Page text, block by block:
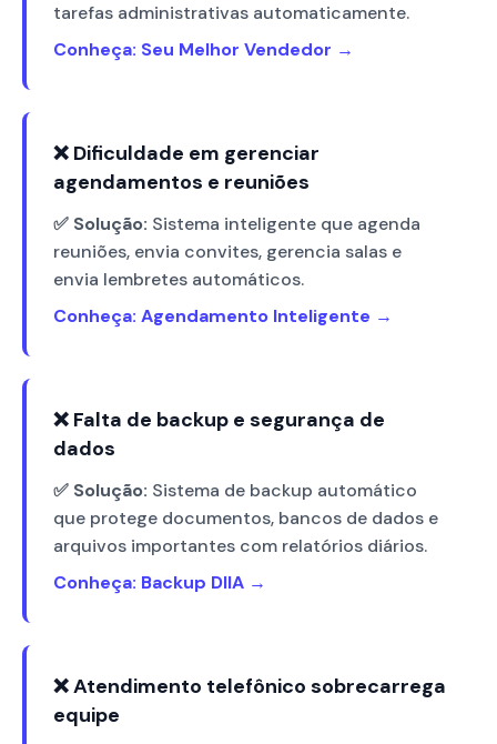
tarefas administrativas automaticamente.
Conheça: Seu Melhor Vendedor →
❌ Dificuldade em gerenciar
agendamentos e reuniões
✅ Solução: Sistema inteligente que agenda
reuniões, envia convites, gerencia salas e
envia lembretes automáticos.
Conheça: Agendamento Inteligente →
❌ Falta de backup e segurança de
dados
✅ Solução: Sistema de backup automático
que protege documentos, bancos de dados e
arquivos importantes com relatórios diários.
Conheça: Backup DIIA →
❌ Atendimento telefônico sobrecarrega
equipe